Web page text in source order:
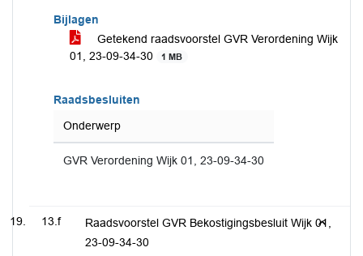
Bijlagen
Getekend raadsvoorstel GVR Verordening Wijk
01, 23-09-34-30
1 MB
Raadsbesluiten
Onderwerp
GVR Verordening Wijk 01, 23-09-34-30
13.f
Raadsvoorstel GVR Bekostigingsbesluit Wijk 01,
23-09-34-30